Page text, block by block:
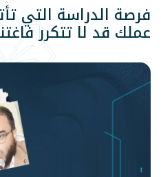
فرصة الدراسة التي
عملك قد لا تتكرر